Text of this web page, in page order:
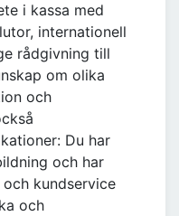
i kassa med
internationell
rådgivning till
om olika
och
Du har
och har
kundservice
och